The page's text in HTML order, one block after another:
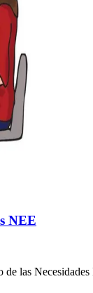
NEE
de las